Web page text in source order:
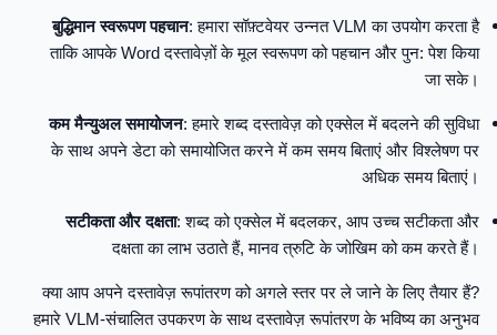
बुद्धिमान स्वरूपण पहचान: हमारा सॉफ़्टवेयर उन्नत VLM का उपयोग करता है
ताकि आपके Word दस्तावेज़ों के मूल स्वरूपण को पहचान और पुन: पेश किया
जा सके।
कम मैन्युअल समायोजन: हमारे शब्द दस्तावेज़ को एक्सेल में बदलने की सुविधा
के साथ अपने डेटा को समायोजित करने में कम समय बिताएं और विश्लेषण पर
अधिक समय बिताएं।
सटीकता और दक्षता: शब्द को एक्सेल में बदलकर, आप उच्च सटीकता और
दक्षता का लाभ उठाते हैं, मानव त्रुटि के जोखिम को कम करते हैं।
क्या आप अपने दस्तावेज़ रूपांतरण को अगले स्तर पर ले जाने के लिए तैयार हैं?
हमारे VLM-संचालित उपकरण के साथ दस्तावेज़ रूपांतरण के भविष्य का अनुभव